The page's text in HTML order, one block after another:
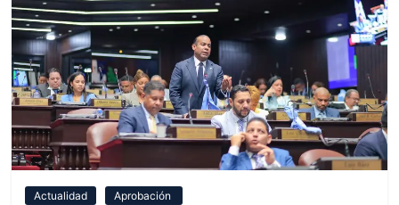
Actualidad Aprobación